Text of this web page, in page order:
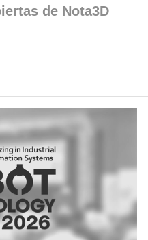
de Nota3D